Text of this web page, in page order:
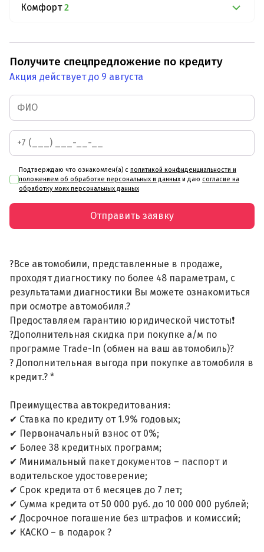
Комфорт 2
Получите спецпредложение по кредиту
Акция действует до 9 августа
Подтверждаю что ознакомлен(а) с политикой конфиденциальности и
положением об обработке персональных и данных и даю согласие на
обработку моих персональных данных
Отправить заявку
?Все автомобили, представленные в продаже,
проходят диагностику по более 48 параметрам, с
результатами диагностики Вы можете ознакомиться
при осмотре автомобиля.?
Предоставляем гарантию юридической чистоты❗
?Дополнительная скидка при покупке а/м по
программе Trade-In (обмен на ваш автомобиль)?
? Дополнительная выгода при покупке автомобиля в
кредит.? *
Преимущества автокредитования:
✔ Ставка по кредиту от 1.9% годовых;
✔ Первоначальный взнос от 0%;
✔ Более 38 кредитных программ;
✔ Минимальный пакет документов – паспорт и
водительское удостоверение;
✔ Срок кредита от 6 месяцев до 7 лет;
✔ Сумма кредита от 50 000 руб. до 10 000 000 рублей;
✔ Досрочное погашение без штрафов и комиссий;
✔ КАСКО – в подарок ?